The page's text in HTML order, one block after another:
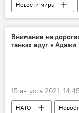
Новости мира
конфликт
Внимание на
танках едут в Адажи
15 августа 2021, 14:45
НАТО